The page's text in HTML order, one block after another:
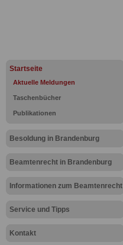
Startseite
Aktuelle Meldungen
Taschenbücher
Publikationen
Besoldung in Brandenburg
Beamtenrecht in Brandenburg
Informationen zum Beamtenrecht
Service und Tipps
Kontakt